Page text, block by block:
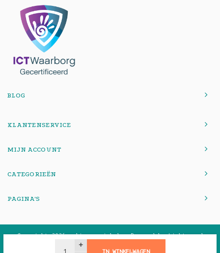
+
IN WINKELWAGEN
BLOG
KLANTENSERVICE
MIJN ACCOUNT
CATEGORIEËN
PAGINA'S
© Copyright 2026 onlinemacwinkel - Powered byLightspeed-
Theme by